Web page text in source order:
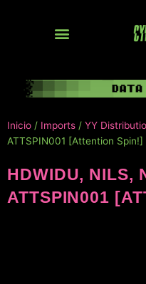
Inicio / Imports / YY
ATTSPIN001 [Attention Spin!]
HDWIDU, NILS,
ATTSPIN001